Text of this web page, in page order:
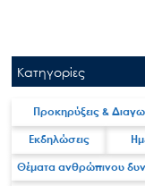
Κατηγορίες
Προκηρύξεις &
Εκδηλώσεις
Θέματα ανθρώπινου